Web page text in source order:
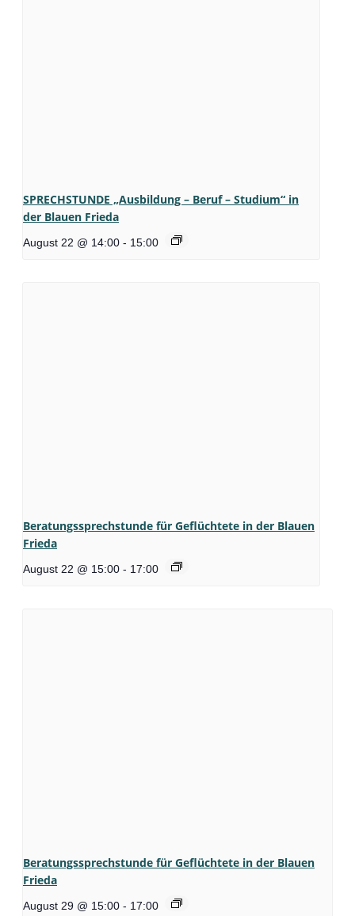
SPRECHSTUNDE „Ausbildung – Beruf – Studium“ in
der Blauen Frieda
August 22 @ 14:00 - 15:00
Beratungssprechstunde für Geflüchtete in der Blauen
Frieda
August 22 @ 15:00 - 17:00
Beratungssprechstunde für Geflüchtete in der Blauen
Frieda
August 29 @ 15:00 - 17:00